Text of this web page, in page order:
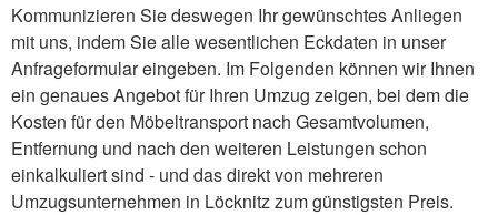
Kommunizieren Sie deswegen Ihr gewünschtes Anliegen
mit uns, indem Sie alle wesentlichen Eckdaten in unser
Anfrageformular eingeben. Im Folgenden können wir Ihnen
ein genaues Angebot für Ihren Umzug zeigen, bei dem die
Kosten für den Möbeltransport nach Gesamtvolumen,
Entfernung und nach den weiteren Leistungen schon
einkalkuliert sind - und das direkt von mehreren
Umzugsunternehmen in Löcknitz zum günstigsten Preis.